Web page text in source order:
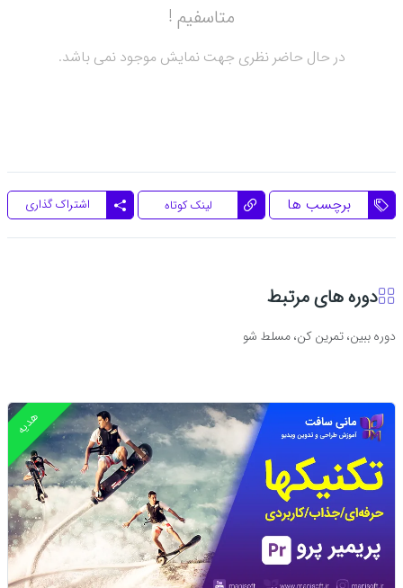
متاسفیم !
در حال حاضر نظری جهت نمایش موجود نمی باشد.
برچسب ها لینک کوتاه اشتراک گذاری
دوره های مرتبط
دوره ببین، تمرین کن، مسلط شو
هدیه